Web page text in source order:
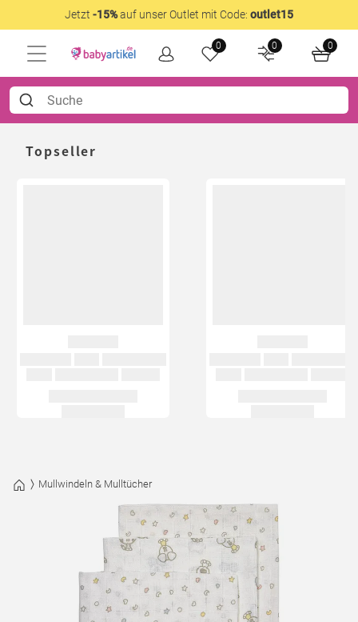
Jetzt -15%auf unser Outlet mit Code: outlet15
0 0 0
Topseller
Mullwindeln & Mulltücher